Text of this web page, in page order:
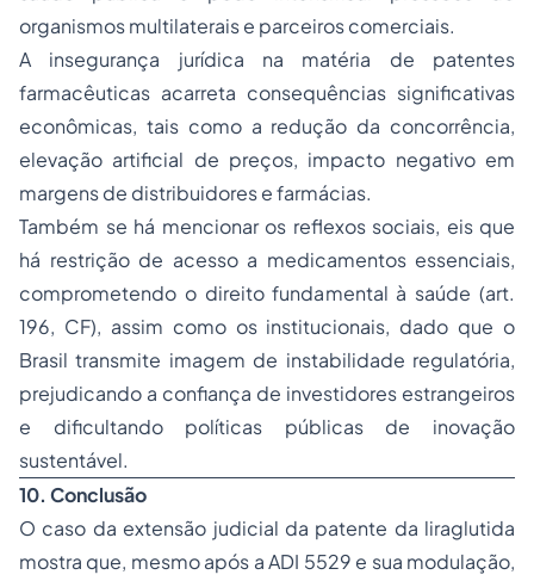
organismos multilaterais e parceiros comerciais.
A insegurança jurídica na matéria de patentes
farmacêuticas acarreta consequências significativas
econômicas, tais como a redução da concorrência,
elevação artificial de preços, impacto negativo em
margens de distribuidores e farmácias.
Também se há mencionar os reflexos sociais, eis que
há restrição de acesso a medicamentos essenciais,
comprometendo o direito fundamental à saúde (art.
196, CF), assim como os institucionais, dado que o
Brasil transmite imagem de instabilidade regulatória,
prejudicando a confiança de investidores estrangeiros
e dificultando políticas públicas de inovação
sustentável.
10. Conclusão
O caso da extensão judicial da patente da liraglutida
mostra que, mesmo após a ADI 5529 e sua modulação,